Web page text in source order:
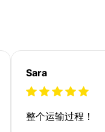
Sara
整个运输过程！